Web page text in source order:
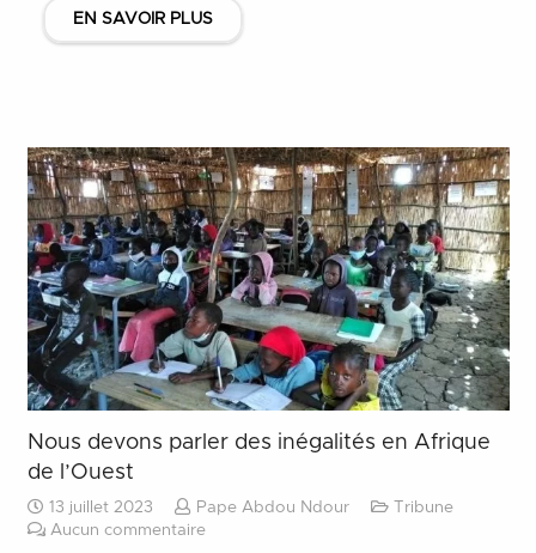
EN SAVOIR PLUS
Nous devons parler des inégalités en Afrique
de l’Ouest
13 juillet 2023 Pape Abdou Ndour
Tribune
Aucun commentaire